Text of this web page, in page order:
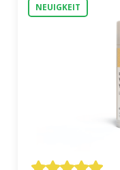
NEUIGKEIT